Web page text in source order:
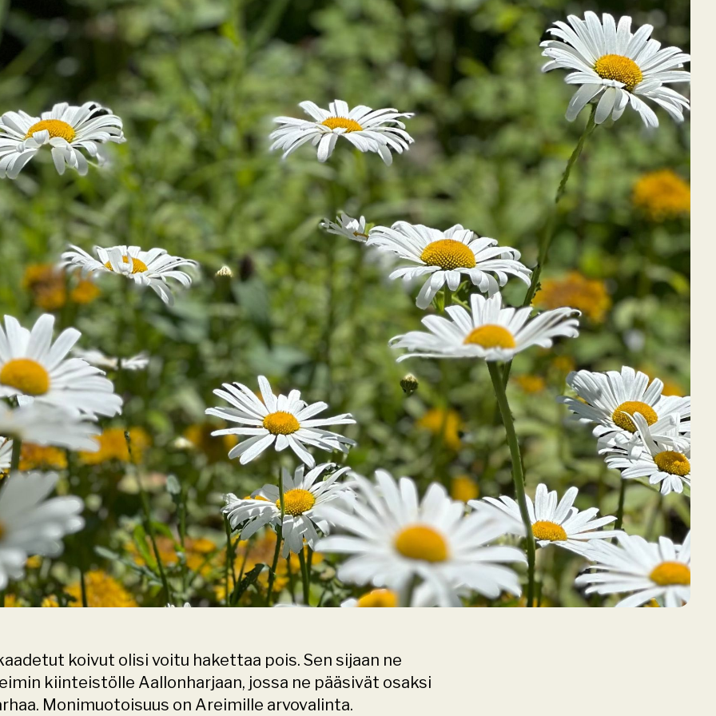
koivut olisi voitu hakettaa pois. Sen sijaan ne
kiinteistölle Aallonharjaan, jossa ne pääsivät osaksi
Monimuotoisuus on Areimille arvovalinta.